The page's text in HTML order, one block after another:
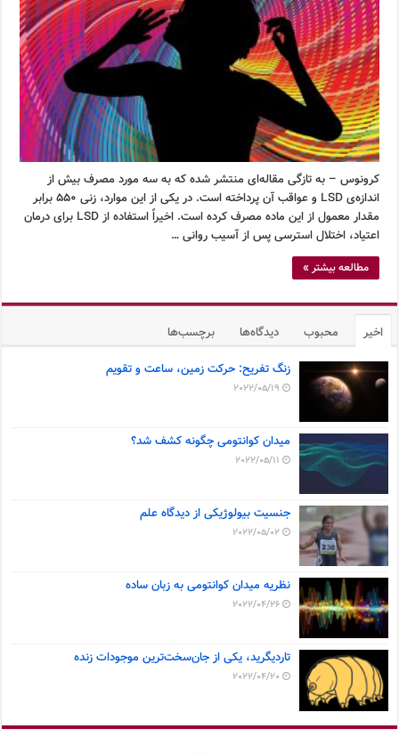
کرونوس – به تازگی مقاله‌ای منتشر شده که به سه مورد مصرف بیش از
اندازه‌ی LSD و عواقب آن پرداخته است. در یکی از این موارد، زنی ۵۵۰ برابر
مقدار معمول از این ماده مصرف کرده است. اخیراً استفاده از LSD برای درمان
اعتیاد، اختلال استرسی پس از آسیب روانی …
مطالعه بیشتر »
اخیر محبوب دیدگاه‌ها برچسب‌ها
زنگ تفریح: حرکت زمین، ساعت و تقویم
2022/05/19
میدان کوانتومی چگونه کشف شد؟
2022/05/11
جنسیت بیولوژیکی از دیدگاه علم
2022/05/02
نظریه میدان کوانتومی به زبان ساده
2022/04/26
تاردیگرید، یکی از جان‌سخت‌ترین موجودات زنده
2022/04/20